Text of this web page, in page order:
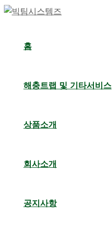
콘
홈
해충트랩 및 기타서비스
상품소개
회사소개
공지사항
포